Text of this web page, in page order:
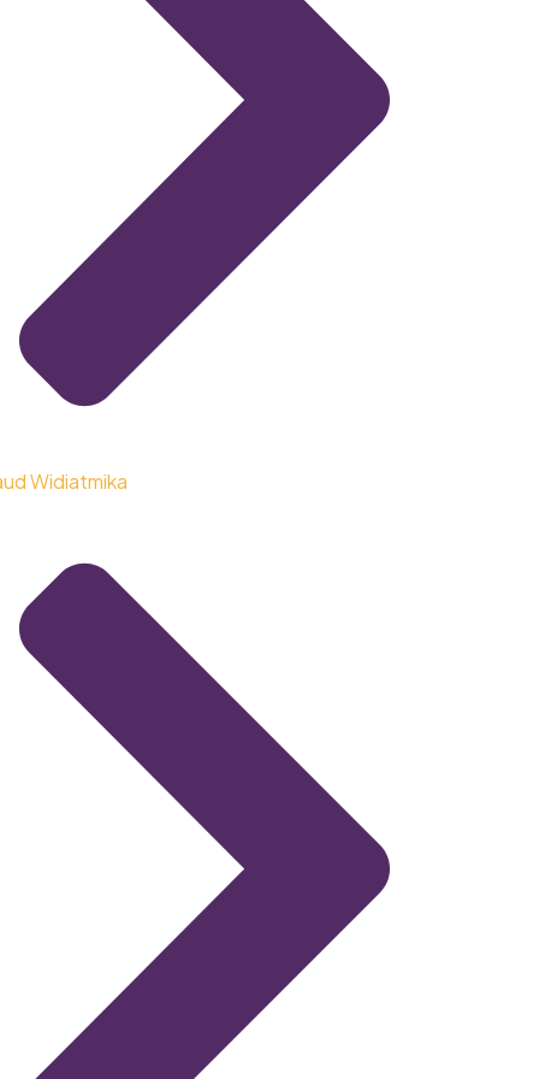
Widiatmika